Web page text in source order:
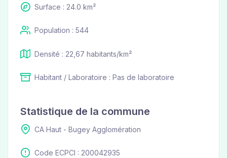
Surface : 24.0 km²
Population : 544
Densité : 22,67 habitants/km²
Habitant / Laboratoire : Pas de laboratoire
Statistique de la commune
CA Haut - Bugey Agglomération
Code ECPCI : 200042935